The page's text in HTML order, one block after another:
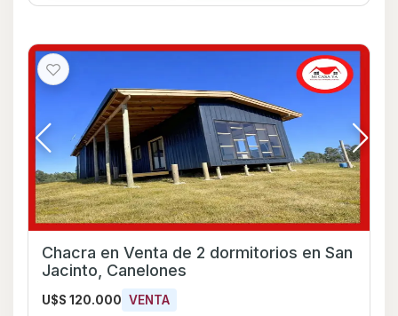
Chacra en Venta de 2 dormitorios en San
Jacinto, Canelones
U$S 120.000 VENTA